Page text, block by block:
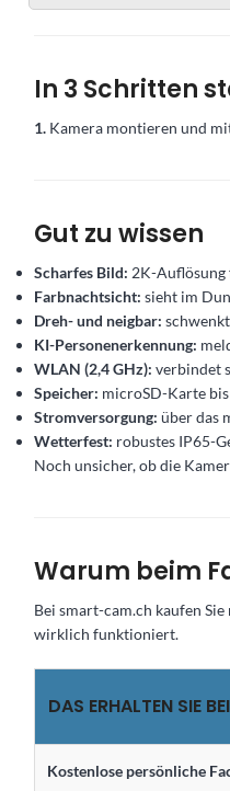
In 3 Schritten
1. Kamera montieren und
Gut zu wissen
Scharfes Bild: 2K-
Farbnachtsicht: sieht im
Dreh- und neigbar:
KI-Personenerkennung:
WLAN (2,4 GHz): verbindet
Speicher: microSD-Karte
Stromversorgung: über das
Wetterfest: robustes IP65-
Noch unsicher, ob die
Warum beim
Bei smart-cam.ch kaufen
wirklich funktioniert.
DAS ERHALTEN SIE
Kostenlose persönliche